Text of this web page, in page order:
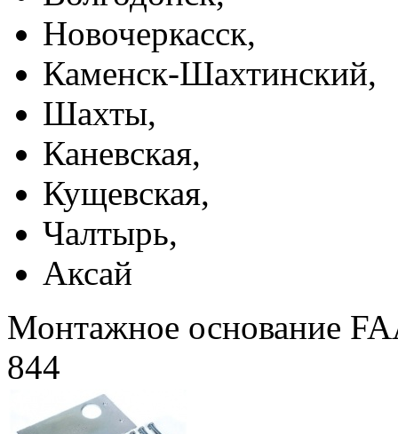
Новочеркасск,
Каменск-Шахтинский,
Шахты,
Каневская,
Кущевская,
Чалтырь,
Аксай
Монтажное основание
844